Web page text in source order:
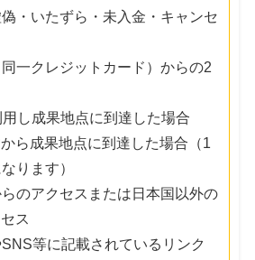
偽・いたずら・未入金・キャンセ
同一クレジットカード）からの2
用し成果地点に到達した場合
ら成果地点に到達した場合（1
ります）
らのアクセスまたは日本国以外の
ス
SNS等に記載されているリンク